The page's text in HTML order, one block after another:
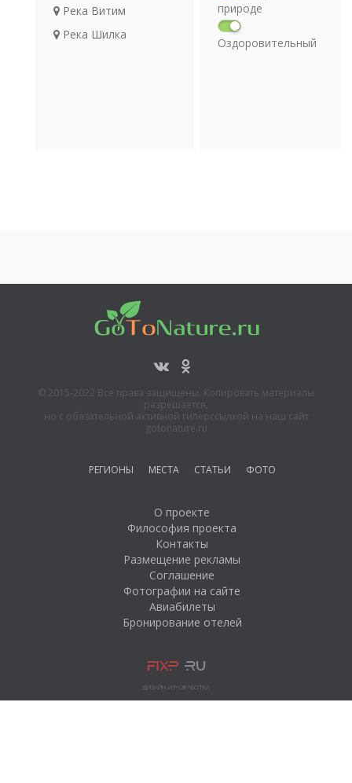
Река Витим
Река Шилка
природе
Оздоровительный
© 2015-2022 Все права защищены. Копировать материалы
разрешается,
но с обязательной активной гиперссылкой на наш сайт
gotonature.ru
РЕГИОНЫ МЕСТА СТАТЬИ ФОТО
О проекте
Философия проекта
Контакты
Размещение рекламы
Соглашение
Фотографии на сайте
Авиабилеты
Бронирование отелей
ДИЗАЙН И РАЗРАБОТКА